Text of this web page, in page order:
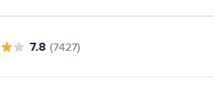
7.8 (7427)